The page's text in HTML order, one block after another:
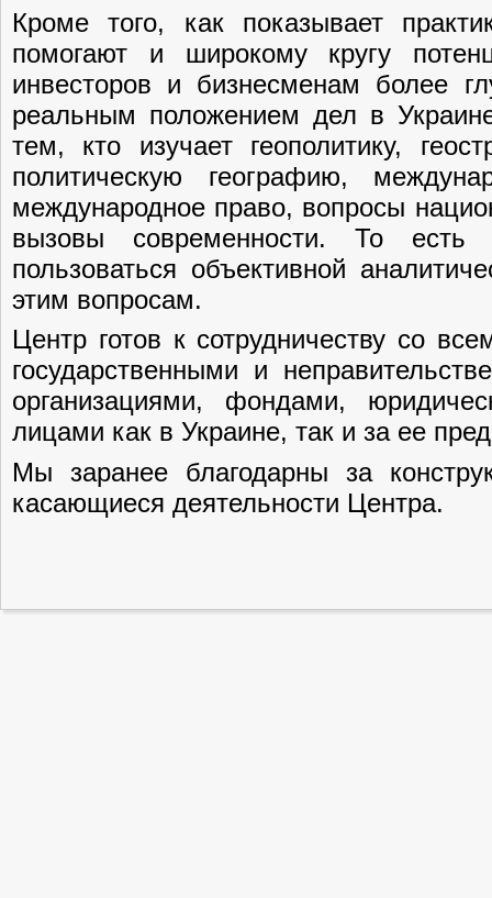
Кроме того, как показывает
помогают и широкому кругу
инвесторов и бизнесменам более
реальным положением дел в
тем, кто изучает геополитику,
политическую географию,
международное право, вопросы
вызовы современности. То есть
пользоваться объективной
этим вопросам.
Центр готов к сотрудничеству со
государственными и
организациями, фондами,
лицами как в Украине, так и за ее
Мы заранее благодарны за
касающиеся деятельности Центра.